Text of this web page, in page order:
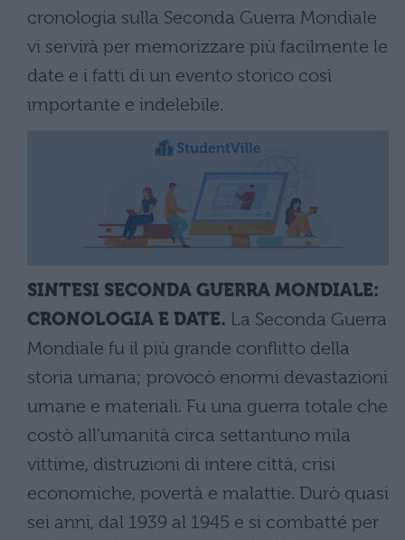
cronologia sulla Seconda Guerra Mondiale
vi servirà per memorizzare più facilmente le
date e i fatti di un evento storico così
importante e indelebile.
SINTESI SECONDA GUERRA MONDIALE:
CRONOLOGIA E DATE. La Seconda Guerra
Mondiale fu il più grande conflitto della
storia umana; provocò enormi devastazioni
umane e materiali. Fu una guerra totale che
costò all’umanità circa settantuno mila
vittime, distruzioni di intere città, crisi
economiche, povertà e malattie. Durò quasi
sei anni, dal 1939 al 1945 e si combatté per